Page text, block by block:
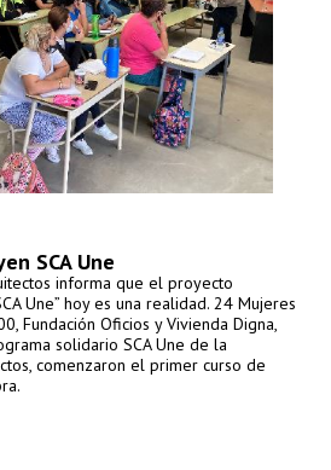
SCA Une
informa que el proyecto
Une” hoy es una realidad. 24 Mujeres
Fundación Oficios y Vivienda Digna,
solidario SCA Une de la
comenzaron el primer curso de